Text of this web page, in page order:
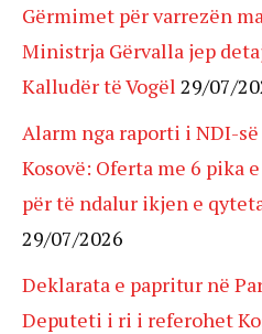
Gërmimet për varrezën
Ministrja Gërvalla jep
Kalludër të Vogël 29/07/
Alarm nga raporti i NDI-
Kosovë: Oferta me 6 pika
për të ndalur ikjen e
29/07/2026
Deklarata e papritur në
Deputeti i ri i referohet